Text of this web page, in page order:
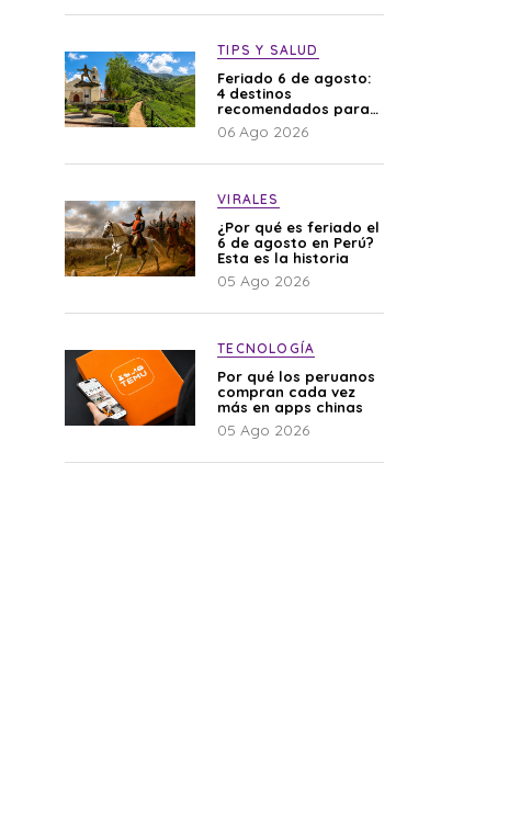
TIPS Y SALUD
Feriado 6 de agosto:
4 destinos
recomendados para
disfrutar el descanso
06 Ago 2026
VIRALES
¿Por qué es feriado el
6 de agosto en Perú?
Esta es la historia
05 Ago 2026
TECNOLOGÍA
Por qué los peruanos
compran cada vez
más en apps chinas
05 Ago 2026